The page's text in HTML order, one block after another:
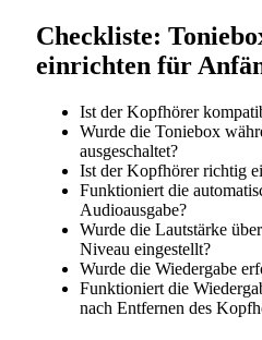
Checkliste:
einrichten für
Ist der Kopfhörer
Wurde die Toniebox
ausgeschaltet?
Ist der Kopfhörer richtig
Funktioniert die
Audioausgabe?
Wurde die Lautstärke
Niveau eingestellt?
Wurde die Wiedergabe
Funktioniert die
nach Entfernen des